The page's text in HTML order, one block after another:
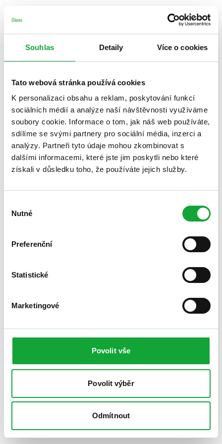
Souhlas Detaily Více o cookies
Tato webová stránka používá cookies
K personalizaci obsahu a reklam, poskytování funkcí
sociálních médií a analýze naší návštěvnosti využíváme
soubory cookie. Informace o tom, jak náš web používáte,
sdílíme se svými partnery pro sociální média, inzerci a
analýzy. Partneři tyto údaje mohou zkombinovat s
dalšími informacemi, které jste jim poskytli nebo které
získali v důsledku toho, že používáte jejich služby.
souhlasu
Nutné
Preferenční
Statistické
Marketingové
Povolit vše
Povolit výběr
Odmítnout